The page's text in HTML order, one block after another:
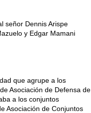
señor Dennis Arispe
y Edgar Mamani
que agrupe a los
Asociación de Defensa de
a los conjuntos
Asociación de Conjuntos